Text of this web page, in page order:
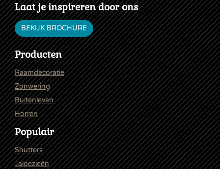
Laat je inspireren door ons
BEKIJK BROCHURE
Producten
Raamdecoratie
Zonwering
Buitenleven
Horren
Populair
Shutters
Jaloezieën